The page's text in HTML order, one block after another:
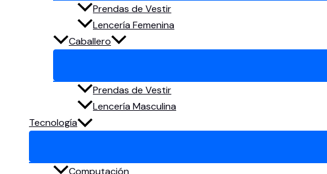
Prendas de Vestir
Lencería Femenina
Caballero
Prendas de Vestir
Lencería Masculina
Tecnología
Computación